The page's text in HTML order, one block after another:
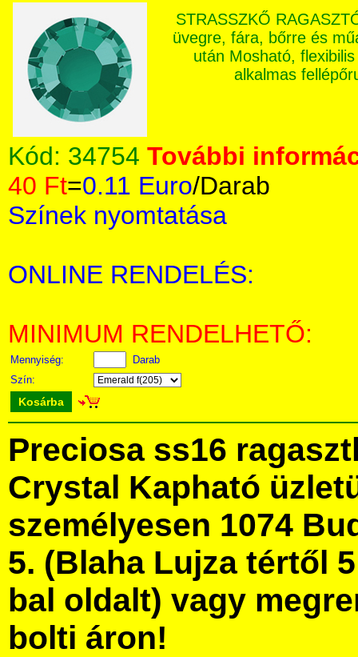
STRASSZKŐ
üvegre, fára, bőrre és
után Mosható,
alkalmas
Kód: 34754 További
40 Ft=0.11 Euro/Darab
Színek nyomtatása
ONLINE RENDELÉS:
MINIMUM RENDELHETŐ:
Mennyiség:
Darab
Szín:
Kosárba
Preciosa ss16
Crystal Kapható
személyesen 1074
5. (Blaha Lujza tértől
bal oldalt) vagy
bolti áron!